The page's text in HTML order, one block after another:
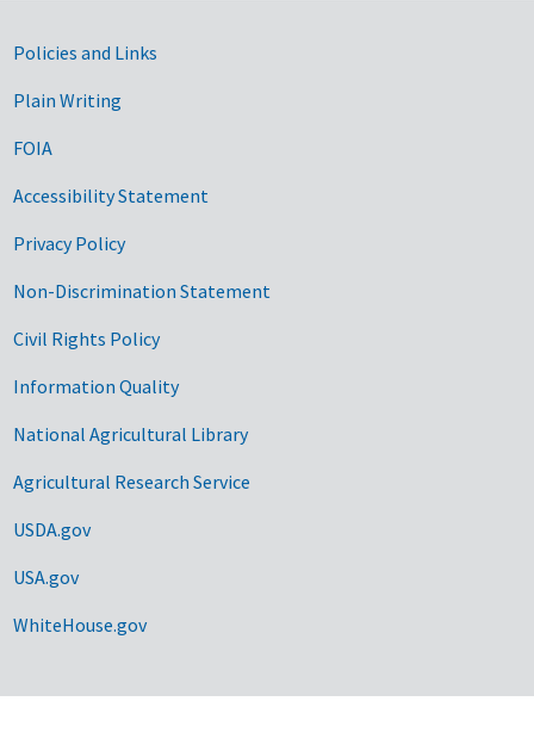
Government Links
Policies and Links
Plain Writing
FOIA
Accessibility Statement
Privacy Policy
Non-Discrimination Statement
Civil Rights Policy
Information Quality
National Agricultural Library
Agricultural Research Service
USDA.gov
USA.gov
WhiteHouse.gov